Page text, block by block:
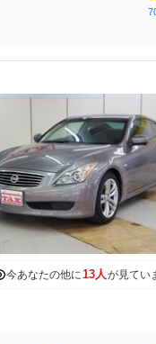
今あなたの他に13人が見てい